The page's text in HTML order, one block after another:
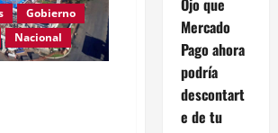
Gobierno
Nacional
Mercado
Pago ahora
podría
descontart
e de tu